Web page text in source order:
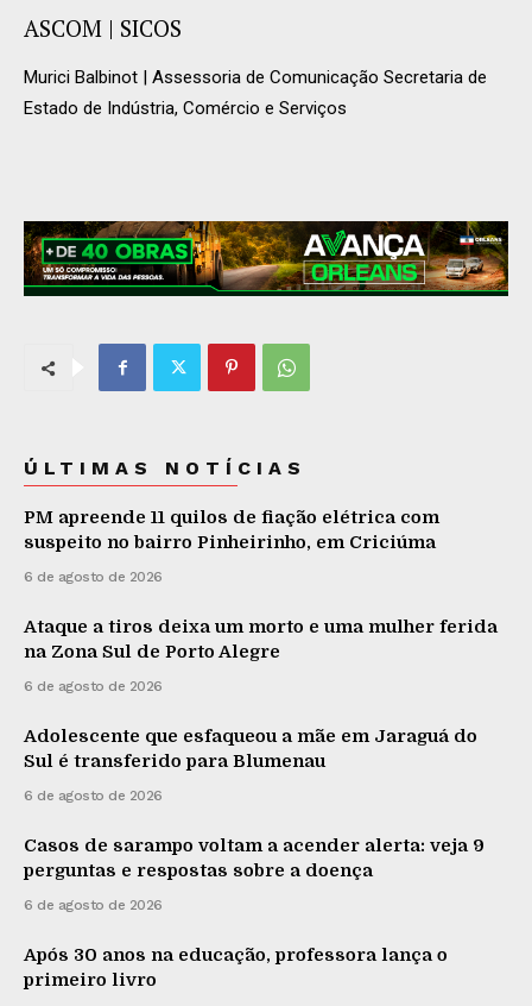
ASCOM | SICOS
Murici Balbinot | Assessoria de Comunicação Secretaria de
Estado de Indústria, Comércio e Serviços
ÚLTIMAS NOTÍCIAS
PM apreende 11 quilos de fiação elétrica com
suspeito no bairro Pinheirinho, em Criciúma
6 de agosto de 2026
Ataque a tiros deixa um morto e uma mulher ferida
na Zona Sul de Porto Alegre
6 de agosto de 2026
Adolescente que esfaqueou a mãe em Jaraguá do
Sul é transferido para Blumenau
6 de agosto de 2026
Casos de sarampo voltam a acender alerta: veja 9
perguntas e respostas sobre a doença
6 de agosto de 2026
Após 30 anos na educação, professora lança o
primeiro livro